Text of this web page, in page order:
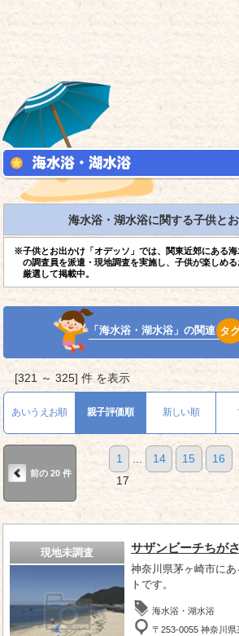
海水浴・湖水浴に関する子供と
※子供とお出かけ「オデッソ」では、関東近郊にある
の調査員を派遣・現地調査を実施し、子供が楽しめ
厳選して掲載中。
「海水浴・湖水浴」の関連 タ
[321 ～ 325] 件 を表示
あいうえお順 親子評価順 新しい順
前の 20 件
1 ... 14 15
16
17
現地未調査 サザンビーチちが
神奈川県茅ヶ崎市に
トです。
海水浴・湖水浴
〒253-0055 神奈川